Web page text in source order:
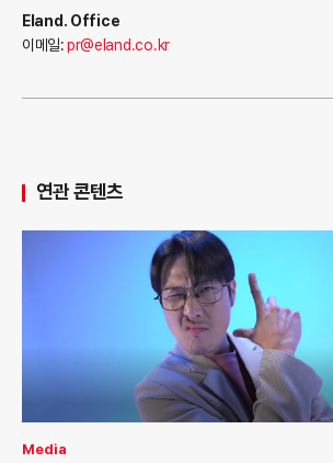
Eland. Office
이메일:pr@eland.co.kr
연관 콘텐츠
Media